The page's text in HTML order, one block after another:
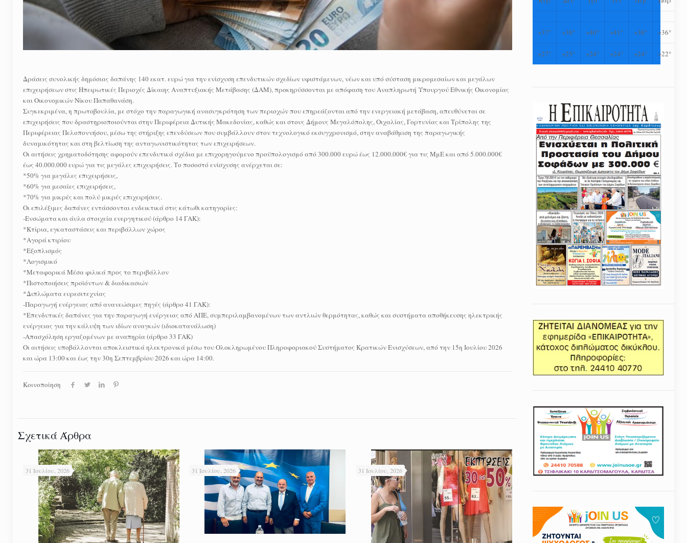
Δράσεις συνολικής δημόσιας δαπάνης 140 εκατ. ευρώ για την ενίσχυση επενδυτικών σχεδίων υφιστάμενων, νέων και υπό σύσταση μικρομεσαίων και μεγάλων
επιχειρήσεων στις Ηπειρωτικές Περιοχές Δίκαιης Αναπτυξιακής Μετάβασης (ΔΑΜ), προκηρύσσονται με απόφαση του Αναπληρωτή Υπουργού Εθνικής Οικονομίας
και Οικονομικών Νίκου Παπαθανάση.
Συγκεκριμένα, η πρωτοβουλία, με στόχο την παραγωγική ανασυγκρότηση των περιοχών που επηρεάζονται από την ενεργειακή μετάβαση, απευθύνεται σε
επιχειρήσεις που δραστηριοποιούνται στην Περιφέρεια Δυτικής Μακεδονίας, καθώς και στους Δήμους Μεγαλόπολης, Οιχαλίας, Γορτυνίας και Τρίπολης της
Περιφέρειας Πελοποννήσου, μέσω της στήριξης επενδύσεων που συμβάλλουν στον τεχνολογικό εκσυγχρονισμό, στην αναβάθμιση της παραγωγικής
δυναμικότητας και στη βελτίωση της ανταγωνιστικότητας των επιχειρήσεων.
Οι αιτήσεις χρηματοδότησης αφορούν επενδυτικά σχέδια με επιχορηγούμενο προϋπολογισμό από 300.000 ευρώ έως 12.000.000€ για τις ΜμΕ και από 5.000.000€
έως 40.000.000 ευρώ για τις μεγάλες επιχειρήσεις. Το ποσοστό ενίσχυσης ανέρχεται σε:
*50% για μεγάλες επιχειρήσεις,
*60% για μεσαίες επιχειρήσεις,
*70% για μικρές και πολύ μικρές επιχειρήσεις.
Οι επιλέξιμες δαπάνες εντάσσονται ενδεικτικά στις κάτωθι κατηγορίες:
-Ενσώματα και άυλα στοιχεία ενεργητικού (άρθρο 14 ΓΑΚ):
*Κτίρια, εγκαταστάσεις και περιβάλλων χώρος
*Αγορά κτιρίου
*Εξοπλισμός
*Λογισμικό
*Μεταφορικά Μέσα φιλικά προς το περιβάλλον
*Πιστοποιήσεις προϊόντων & διαδικασιών
*Διπλώματα ευρεσιτεχνίας
-Παραγωγή ενέργειας από ανανεώσιμες πηγές (άρθρο 41 ΓΑΚ):
*Επενδυτικές δαπάνες για την παραγωγή ενέργειας από ΑΠΕ, συμπεριλαμβανομένων των αντλιών θερμότητας, καθώς και συστήματα αποθήκευσης ηλεκτρικής
ενέργειας για την κάλυψη των ιδίων αναγκών (ιδιοκατανάλωση)
-Απασχόληση εργαζομένων με αναπηρία (άρθρο 33 ΓΑΚ)
Οι αιτήσεις υποβάλλονται αποκλειστικά ηλεκτρονικά μέσω του Ολοκληρωμένου Πληροφοριακού Συστήματος Κρατικών Ενισχύσεων, από την 15η Ιουλίου 2026
και ώρα 13:00 και έως την 30η Σεπτεμβρίου 2026 και ώρα 14:00.
Κοινοποίηση
Σχετικά Άρθρα
31 Ιουλίου, 2026 31 Ιουλίου, 2026 31 Ιουλίου, 2026
+37° +38° +40° +41° +38° +36°
+27° +25° +24° +24° +24° +22°